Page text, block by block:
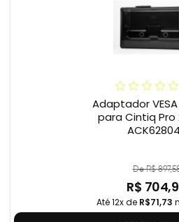
Adaptador
para Cintiq Pro
De R$
R$
Até 12x de R$71,73